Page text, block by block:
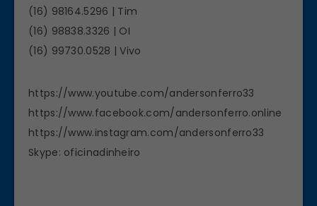
(16) 98164.5296 | Tim
(16) 98838.3326 | OI
(16) 99730.0528 | Vivo
https://www.youtube.com/andersonferro33
https://www.facebook.com/andersonferro.online
https://www.instagram.com/andersonferro33
Skype: oficinadinheiro